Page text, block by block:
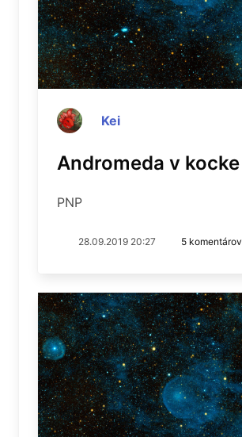
Kei
Andromeda v kocke
PNP
28.09.2019 20:27 5 komentárov